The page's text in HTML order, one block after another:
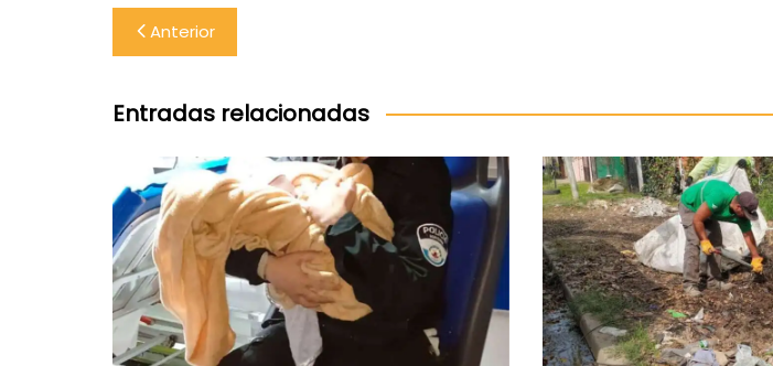
Navegación
de
entradas
Anterior
Entradas relacionadas